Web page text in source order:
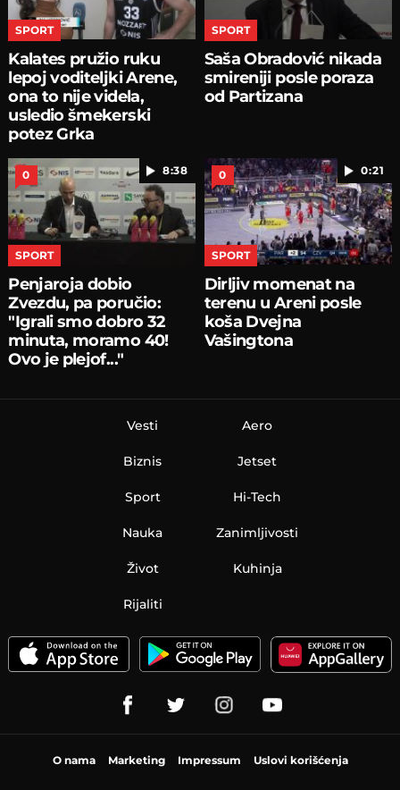
SPORT
Kalates pružio ruku
lepoj voditeljki Arene,
ona to nije videla,
usledio šmekerski
potez Grka
SPORT
Saša Obradović nikada
smireniji posle poraza
od Partizana
8:38
0
SPORT
Penjaroja dobio
Zvezdu, pa poručio:
"Igrali smo dobro 32
minuta, moramo 40!
Ovo je plejof..."
0:21
0
SPORT
Dirljiv momenat na
terenu u Areni posle
koša Dvejna
Vašingtona
Vesti
Biznis
Sport
Nauka
Aero
Jetset
Hi-Tech
Zanimljivosti
Život Kuhinja
Rijaliti
O nama Marketing Impressum Uslovi korišćenja